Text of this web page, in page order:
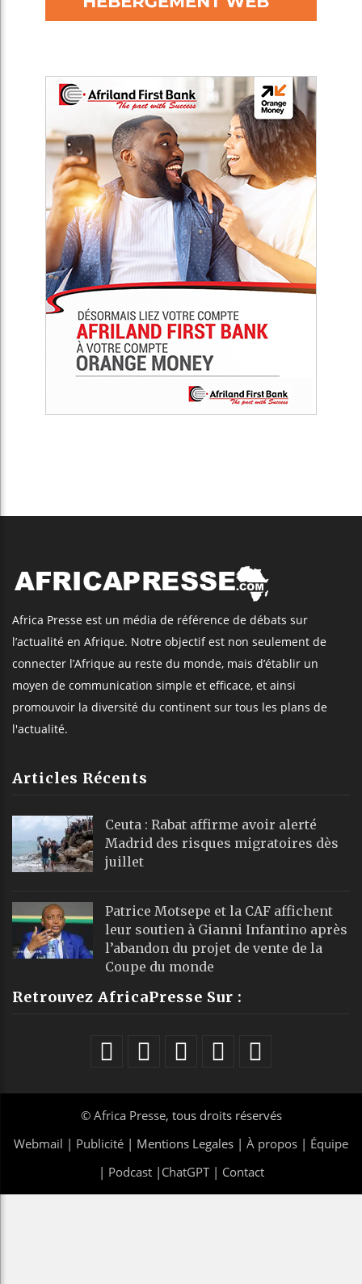
Africa Presse est un média de référence de débats sur
l’actualité en Afrique. Notre objectif est non seulement de
connecter l’Afrique au reste du monde, mais d’établir un
moyen de communication simple et efficace, et ainsi
promouvoir la diversité du continent sur tous les plans de
l'actualité.
Articles Récents
Ceuta : Rabat affirme avoir alerté
Madrid des risques migratoires dès
juillet
Patrice Motsepe et la CAF affichent
leur soutien à Gianni Infantino après
l’abandon du projet de vente de la
Coupe du monde
Retrouvez AfricaPresse Sur :
© Africa Presse, tous droits réservés
Webmail | Publicité | Mentions Legales | À propos | Équipe
| Podcast| ChatGPT| Contact